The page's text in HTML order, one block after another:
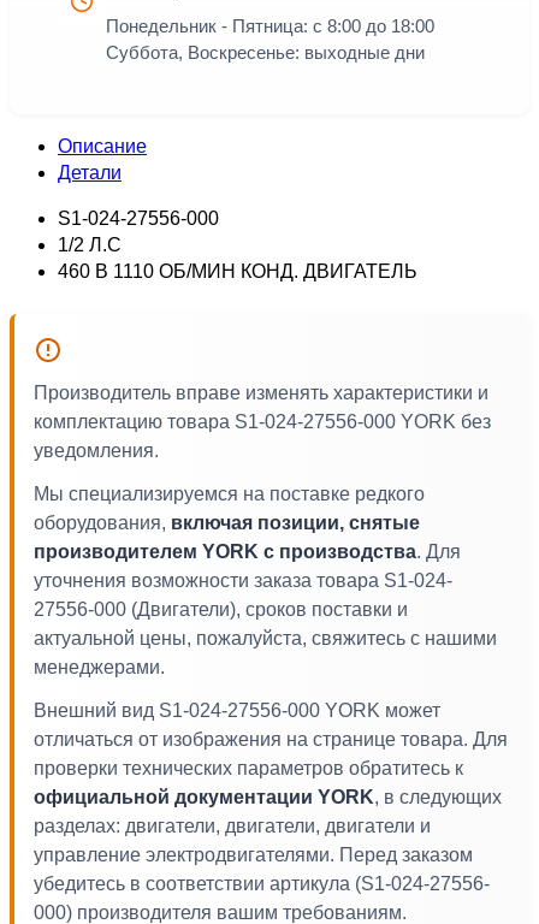
Понедельник - Пятница: с 8:00 до 18:00
Суббота, Воскресенье: выходные дни
Описание
Детали
S1-024-27556-000
1/2 Л.С
460 В 1110 ОБ/МИН КОНД. ДВИГАТЕЛЬ
Производитель вправе изменять характеристики и
комплектацию товара S1-024-27556-000 YORK без
уведомления.
Мы специализируемся на поставке редкого
оборудования, включая позиции, снятые
производителем YORK с производства. Для
уточнения возможности заказа товара S1-024-
27556-000 (Двигатели), сроков поставки и
актуальной цены, пожалуйста, свяжитесь с нашими
менеджерами.
Внешний вид S1-024-27556-000 YORK может
отличаться от изображения на странице товара. Для
проверки технических параметров обратитесь к
официальной документации YORK, в следующих
разделах: двигатели, двигатели, двигатели и
управление электродвигателями. Перед заказом
убедитесь в соответствии артикула (S1-024-27556-
000) производителя вашим требованиям.